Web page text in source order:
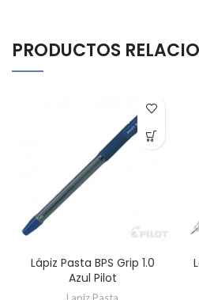
PRODUCTOS
Lápiz Pasta BPS Grip 1.0
Azul Pilot